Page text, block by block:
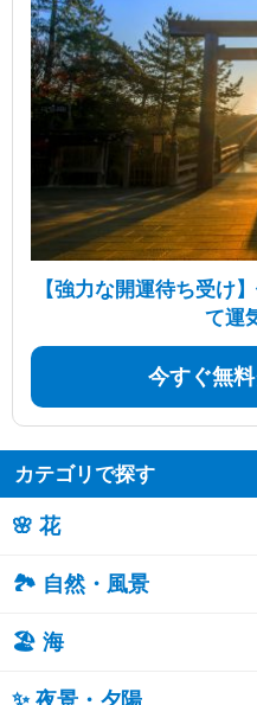
【強力な開運待ち受け
て運
今すぐ無
カテゴリで探す
🌸 花
🏞️ 自然・風景
🏖 海
✨ 夜景・夕陽